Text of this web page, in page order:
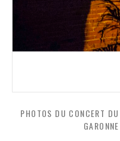
PHOTOS DU CONCERT